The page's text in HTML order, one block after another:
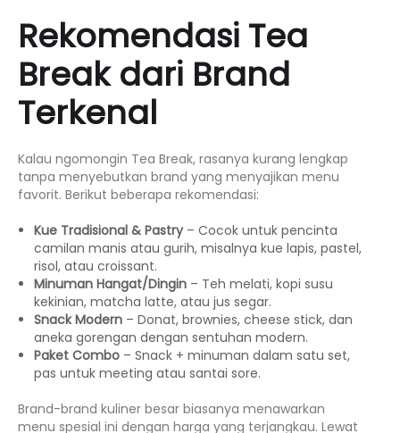
Rekomendasi Tea
Break dari Brand
Terkenal
Kalau ngomongin Tea Break, rasanya kurang lengkap
tanpa menyebutkan brand yang menyajikan menu
favorit. Berikut beberapa rekomendasi:
Kue Tradisional & Pastry– Cocok untuk pencinta
camilan manis atau gurih, misalnya kue lapis, pastel,
risol, atau croissant.
Minuman Hangat/Dingin – Teh melati, kopi susu
kekinian, matcha latte, atau jus segar.
Snack Modern – Donat, brownies, cheese stick, dan
aneka gorengan dengan sentuhan modern.
Paket Combo – Snack + minuman dalam satu set,
pas untuk meeting atau santai sore.
Brand-brand kuliner besar biasanya menawarkan
menu spesial ini dengan harga yang terjangkau. Lewat